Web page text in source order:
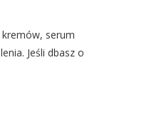
serum
Jeśli dbasz o